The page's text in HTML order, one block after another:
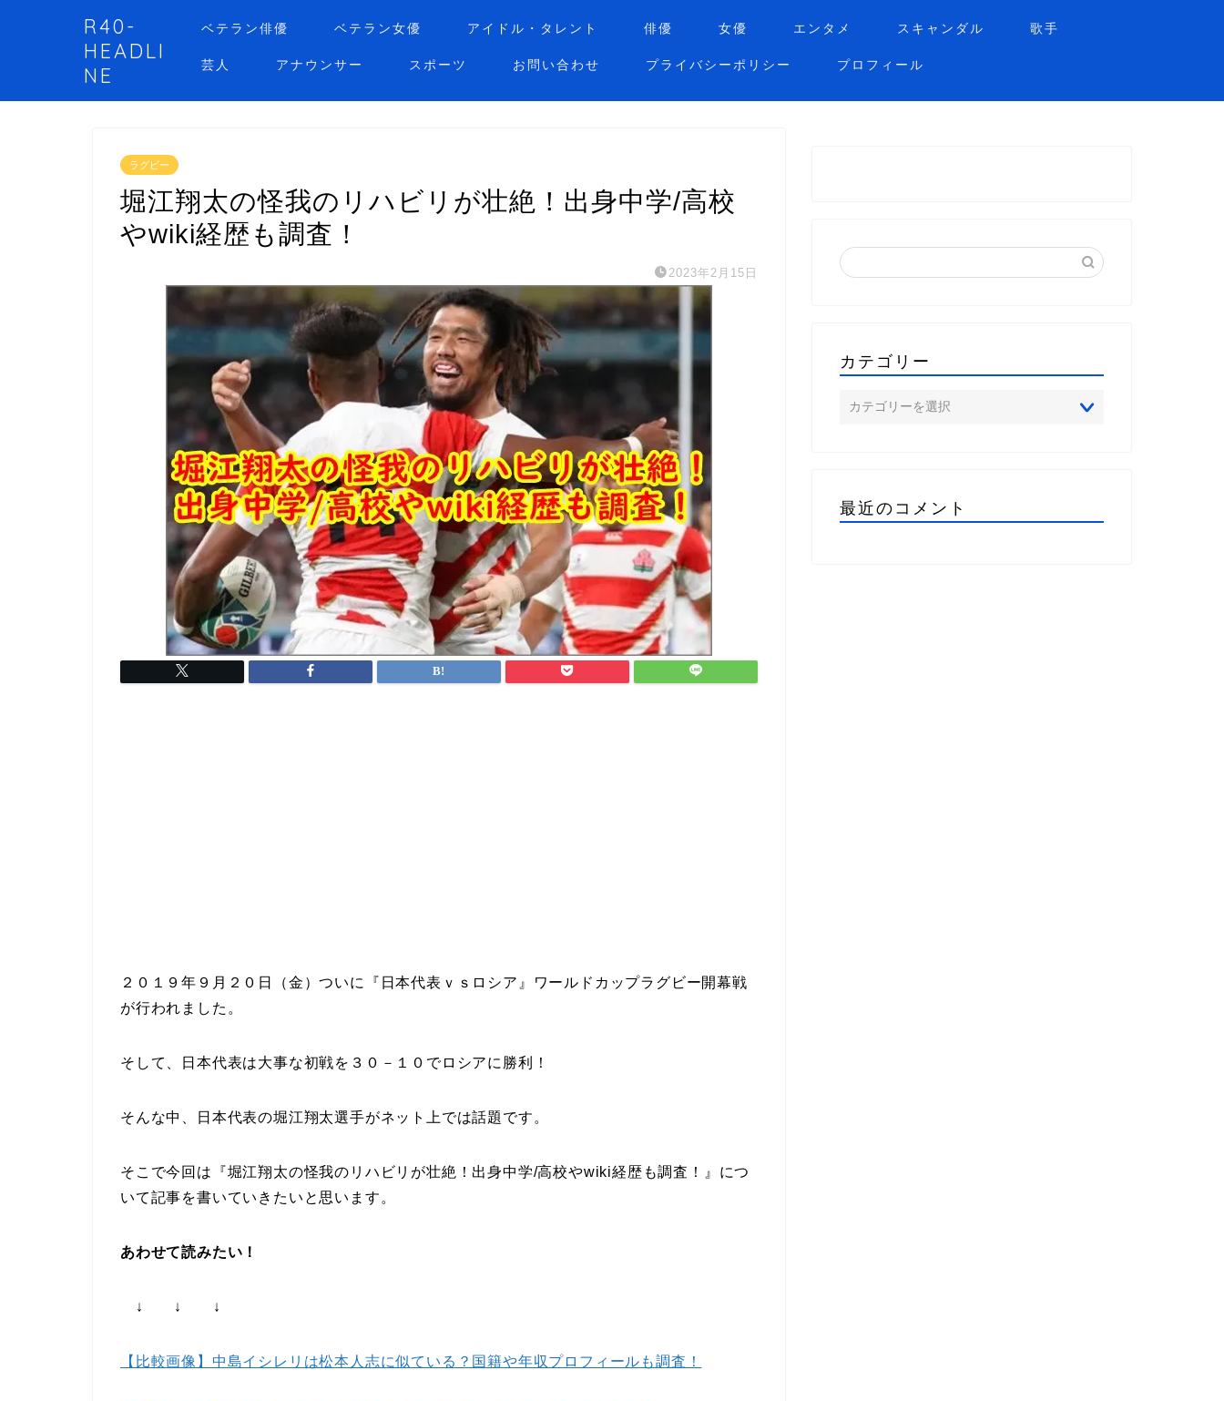
R40-
HEADLI
NE
ベテラン俳優 ベテラン女優 アイドル・タレント 俳優 女優 エンタメ スキャンダル 歌手
芸人 アナウンサー スポーツ お問い合わせ プライバシーポリシー プロフィール
ラグビー
堀江翔太の怪我のリハビリが壮絶！出身中学/高校
やwiki経歴も調査！
2023年2月15日
２０１９年９月２０日（金）ついに『日本代表ｖｓロシア』ワールドカップラグビー開幕戦
が行われました。
そして、日本代表は大事な初戦を３０－１０でロシアに勝利！
そんな中、日本代表の堀江翔太選手がネット上では話題です。
そこで今回は『堀江翔太の怪我のリハビリが壮絶！出身中学/高校やwiki経歴も調査！』につ
いて記事を書いていきたいと思います。
あわせて読みたい！
↓ ↓ ↓
【比較画像】中島イシレリは松本人志に似ている？国籍や年収プロフィールも調査！
カテゴリー
最近のコメント